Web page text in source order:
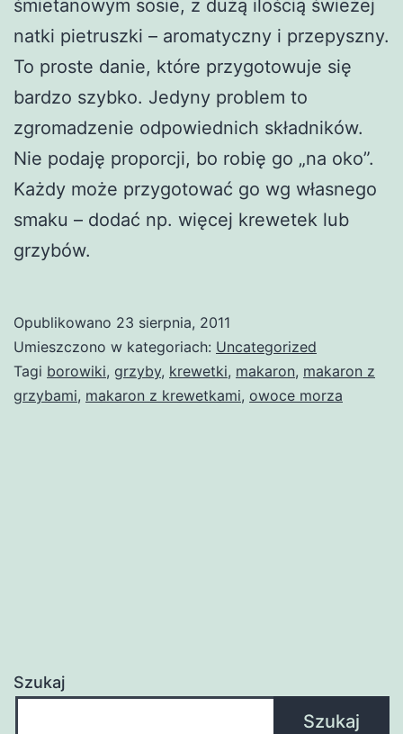
śmietanowym sosie, z dużą ilością świeżej
natki pietruszki – aromatyczny i przepyszny.
To proste danie, które przygotowuje się
bardzo szybko. Jedyny problem to
zgromadzenie odpowiednich składników.
Nie podaję proporcji, bo robię go „na oko”.
Każdy może przygotować go wg własnego
smaku – dodać np. więcej krewetek lub
grzybów.
Opublikowano 23 sierpnia, 2011
Umieszczono w kategoriach: Uncategorized
Tagi borowiki, grzyby, krewetki, makaron, makaron z
grzybami, makaron z krewetkami, owoce morza
Szukaj
Szukaj